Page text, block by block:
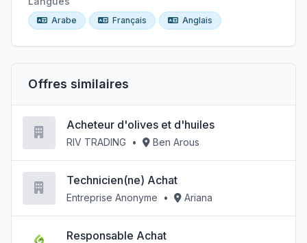
Arabe Français Anglais
Offres similaires
Acheteur d'olives et d'huiles
RIV TRADING • Ben Arous
Technicien(ne) Achat
Entreprise Anonyme • Ariana
Responsable Achat